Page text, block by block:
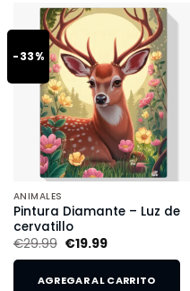
-33%
ANIMALES
Pintura Diamante – Luz de
cervatillo
€29.99 €19.99
AGREGAR AL CARRITO